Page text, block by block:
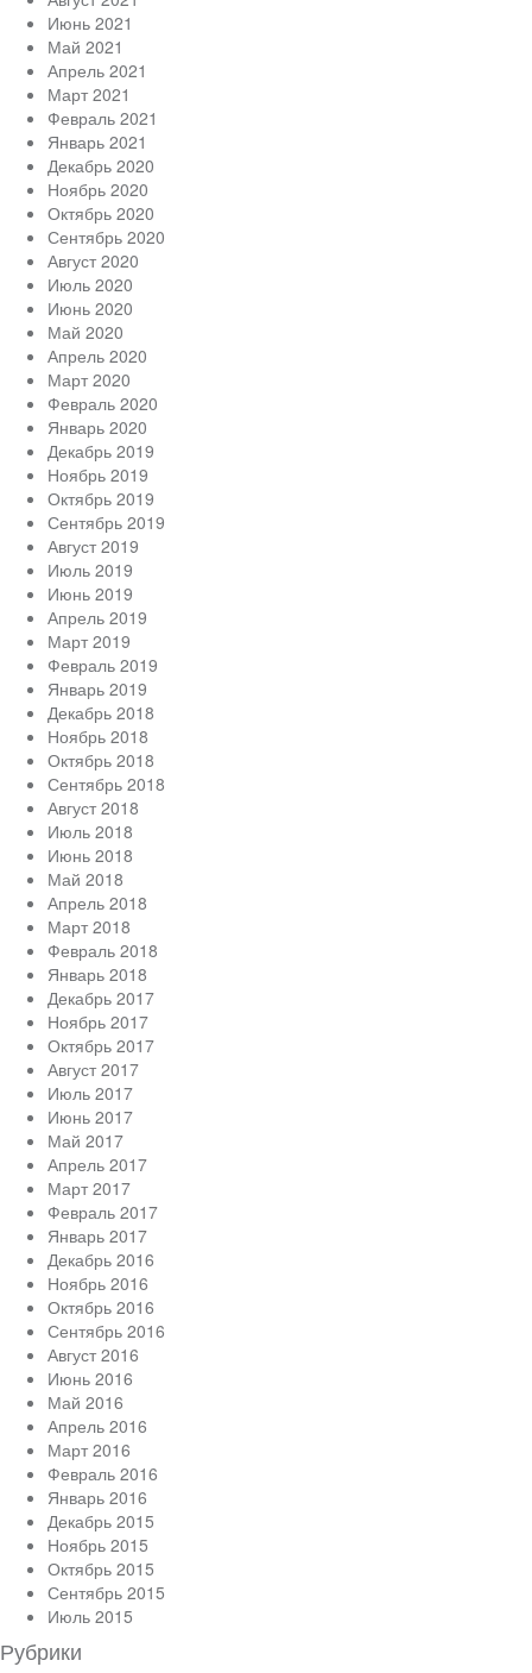
Июнь 2021
Май 2021
Апрель 2021
Март 2021
Февраль 2021
Январь 2021
Декабрь 2020
Ноябрь 2020
Октябрь 2020
Сентябрь 2020
Август 2020
Июль 2020
Июнь 2020
Май 2020
Апрель 2020
Март 2020
Февраль 2020
Январь 2020
Декабрь 2019
Ноябрь 2019
Октябрь 2019
Сентябрь 2019
Август 2019
Июль 2019
Июнь 2019
Апрель 2019
Март 2019
Февраль 2019
Январь 2019
Декабрь 2018
Ноябрь 2018
Октябрь 2018
Сентябрь 2018
Август 2018
Июль 2018
Июнь 2018
Май 2018
Апрель 2018
Март 2018
Февраль 2018
Январь 2018
Декабрь 2017
Ноябрь 2017
Октябрь 2017
Август 2017
Июль 2017
Июнь 2017
Май 2017
Апрель 2017
Март 2017
Февраль 2017
Январь 2017
Декабрь 2016
Ноябрь 2016
Октябрь 2016
Сентябрь 2016
Август 2016
Июнь 2016
Май 2016
Апрель 2016
Март 2016
Февраль 2016
Январь 2016
Декабрь 2015
Ноябрь 2015
Октябрь 2015
Сентябрь 2015
Июль 2015
Рубрики